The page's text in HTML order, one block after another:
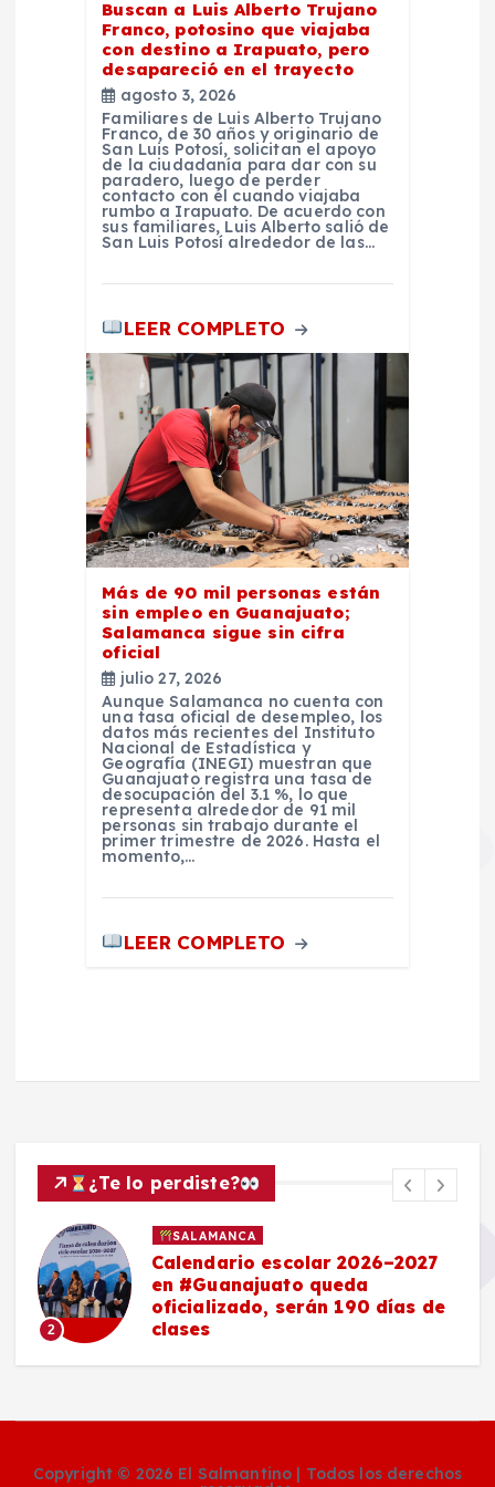
Buscan a Luis Alberto Trujano
Franco, potosino que viajaba
con destino a Irapuato, pero
desapareció en el trayecto
agosto 3, 2026
Familiares de Luis Alberto Trujano
Franco, de 30 años y originario de
San Luis Potosí, solicitan el apoyo
de la ciudadanía para dar con su
paradero, luego de perder
contacto con él cuando viajaba
rumbo a Irapuato. De acuerdo con
sus familiares, Luis Alberto salió de
San Luis Potosí alrededor de las…
LEER COMPLETO
Más de 90 mil personas están
sin empleo en Guanajuato;
Salamanca sigue sin cifra
oficial
julio 27, 2026
Aunque Salamanca no cuenta con
una tasa oficial de desempleo, los
datos más recientes del Instituto
Nacional de Estadística y
Geografía (INEGI) muestran que
Guanajuato registra una tasa de
desocupación del 3.1 %, lo que
representa alrededor de 91 mil
personas sin trabajo durante el
primer trimestre de 2026. Hasta el
momento,…
LEER COMPLETO
¿Te lo perdiste?
2
SALAMANCA
Calendario escolar 2026–2027
en #Guanajuato queda
oficializado, serán 190 días de
clases
Copyright © 2026 El Salmantino | Todos los derechos